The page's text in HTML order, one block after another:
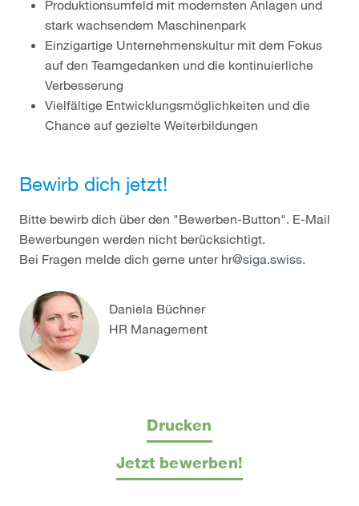
Produktionsumfeld mit modernsten Anlagen und
stark wachsendem Maschinenpark
Einzigartige Unternehmenskultur mit dem Fokus
auf den Teamgedanken und die kontinuierliche
Verbesserung
Vielfältige Entwicklungsmöglichkeiten und die
Chance auf gezielte Weiterbildungen
Bewirb dich jetzt!
Bitte bewirb dich über den "Bewerben-Button". E-Mail
Bewerbungen werden nicht berücksichtigt.
Bei Fragen melde dich gerne unter hr@siga.swiss
Daniela Büchner
HR Management
Drucken
Jetzt bewerben!